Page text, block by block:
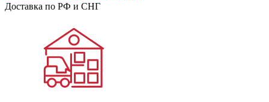
Доставка по РФ и СНГ